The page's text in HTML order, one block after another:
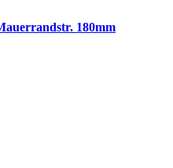
180mm